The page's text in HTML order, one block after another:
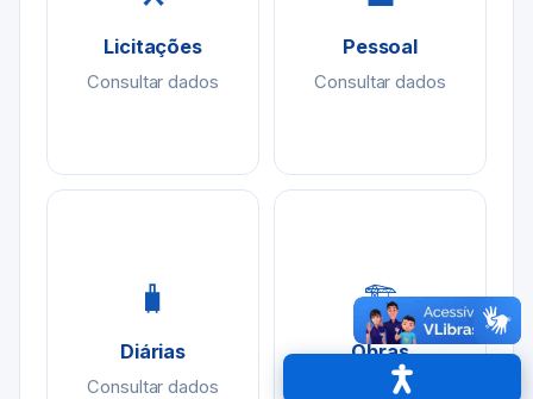
Licitações
Consultar dados
Pessoal
Consultar dados
🧳
Diárias
Consultar dados
🏗
Obras
Consultar dadosAcessibilidade